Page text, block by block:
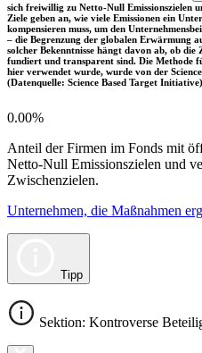
sich freiwillig zu Netto-Null Emissionszielen
Ziele geben an, wie viele Emissionen ein
kompensieren muss, um den
– die Begrenzung der globalen Erwärmung
solcher Bekenntnisse hängt davon ab, ob
fundiert und transparent sind. Die Methode
hier verwendet wurde, wurde von der
(Datenquelle: Science Based Target
0.00%
Anteil der Firmen im Fonds mit
Netto-Null Emissionszielen und
Zwischenzielen.
Unternehmen, die Maßnahmen
Tipp
Sektion: Kontroverse